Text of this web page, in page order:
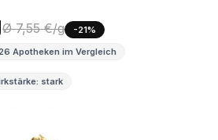
Ø 7,55 €/g
-21%
Apotheken im Vergleich
stark